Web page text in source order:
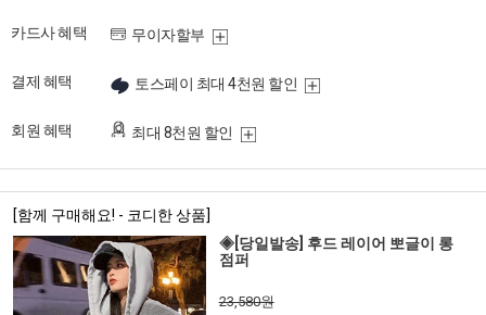
카드사 혜택 무이자할부
결제 혜택 토스페이 최대 4천원 할인
회원 혜택 최대 8천원 할인
[함께 구매해요! - 코디한 상품]
◈[당일발송] 후드 레이어 뽀글이 롱
점퍼
23,580원